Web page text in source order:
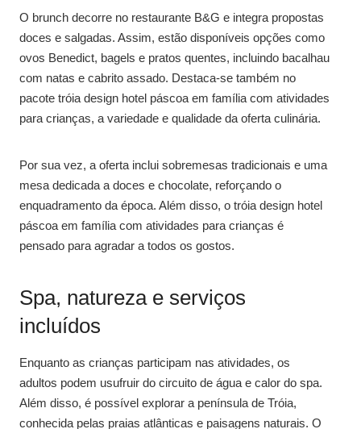
O brunch decorre no restaurante B&G e integra propostas
doces e salgadas. Assim, estão disponíveis opções como
ovos Benedict, bagels e pratos quentes, incluindo bacalhau
com natas e cabrito assado. Destaca-se também no
pacote tróia design hotel páscoa em família com atividades
para crianças, a variedade e qualidade da oferta culinária.
Por sua vez, a oferta inclui sobremesas tradicionais e uma
mesa dedicada a doces e chocolate, reforçando o
enquadramento da época. Além disso, o tróia design hotel
páscoa em família com atividades para crianças é
pensado para agradar a todos os gostos.
Spa, natureza e serviços
incluídos
Enquanto as crianças participam nas atividades, os
adultos podem usufruir do circuito de água e calor do spa.
Além disso, é possível explorar a península de Tróia,
conhecida pelas praias atlânticas e paisagens naturais. O